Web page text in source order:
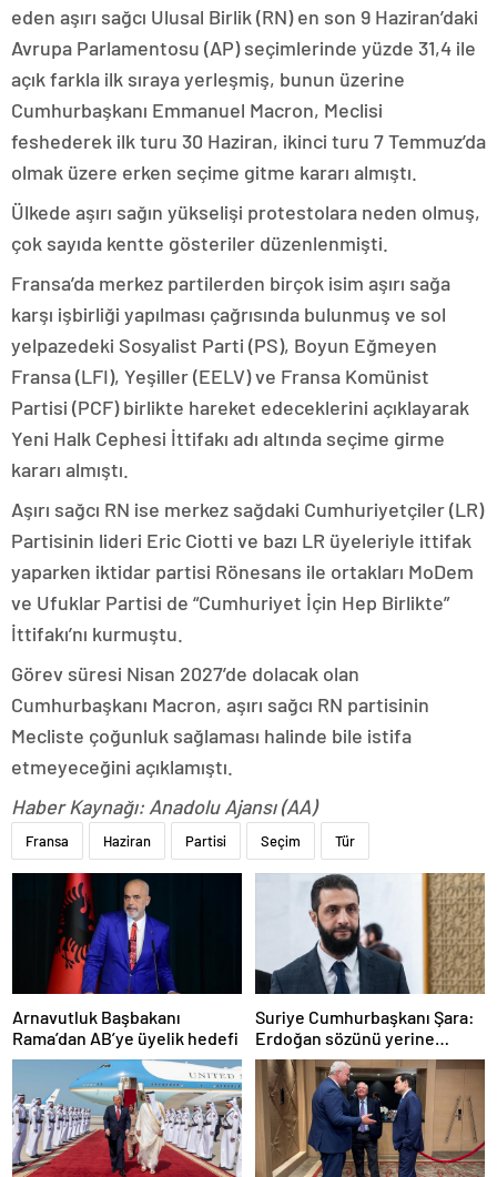
eden aşırı sağcı Ulusal Birlik (RN) en son 9 Haziran’daki
Avrupa Parlamentosu (AP) seçimlerinde yüzde 31,4 ile
açık farkla ilk sıraya yerleşmiş, bunun üzerine
Cumhurbaşkanı Emmanuel Macron, Meclisi
feshederek ilk turu 30 Haziran, ikinci turu 7 Temmuz’da
olmak üzere erken seçime gitme kararı almıştı.
Ülkede aşırı sağın yükselişi protestolara neden olmuş,
çok sayıda kentte gösteriler düzenlenmişti.
Fransa’da merkez partilerden birçok isim aşırı sağa
karşı işbirliği yapılması çağrısında bulunmuş ve sol
yelpazedeki Sosyalist Parti (PS), Boyun Eğmeyen
Fransa (LFI), Yeşiller (EELV) ve Fransa Komünist
Partisi (PCF) birlikte hareket edeceklerini açıklayarak
Yeni Halk Cephesi İttifakı adı altında seçime girme
kararı almıştı.
Aşırı sağcı RN ise merkez sağdaki Cumhuriyetçiler (LR)
Partisinin lideri Eric Ciotti ve bazı LR üyeleriyle ittifak
yaparken iktidar partisi Rönesans ile ortakları MoDem
ve Ufuklar Partisi de “Cumhuriyet İçin Hep Birlikte”
İttifakı’nı kurmuştu.
Görev süresi Nisan 2027’de dolacak olan
Cumhurbaşkanı Macron, aşırı sağcı RN partisinin
Mecliste çoğunluk sağlaması halinde bile istifa
etmeyeceğini açıklamıştı.
Haber Kaynağı: Anadolu Ajansı (AA)
Fransa Haziran Partisi Seçim Tür
Arnavutluk Başbakanı
Rama’dan AB’ye üyelik hedefi
Suriye Cumhurbaşkanı Şara:
Erdoğan sözünü yerine
getirdi. Trump’a da çok
teşekkür ederim